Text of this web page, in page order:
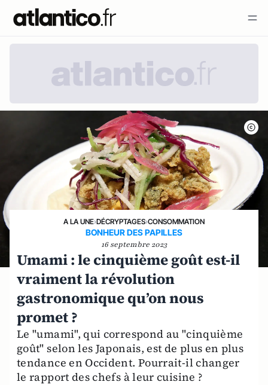
A LA UNE›DÉCRYPTAGES›CONSOMMATION
BONHEUR DES PAPILLES
16 septembre 2023
Umami : le cinquième goût est-il
vraiment la révolution
gastronomique qu’on nous
promet ?
Le "umami", qui correspond au "cinquième
goût" selon les Japonais, est de plus en plus
tendance en Occident. Pourrait-il changer
le rapport des chefs à leur cuisine ?